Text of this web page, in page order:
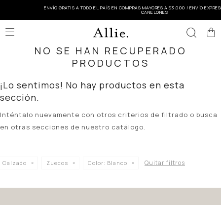
ENVÍO GRATIS A TODO EL PAÍS EN COMPRAS MAYORES A $3.000 / ENVÍO EXPRESS EN

NO SE HAN RECUPERADO
PRODUCTOS
¡Lo sentimos! No hay productos en esta
sección.
Inténtalo nuevamente con otros criterios de filtrado o busca
en otras secciones de nuestro catálogo.
Calzado Zuecos Color: Blanco Quitar filtros